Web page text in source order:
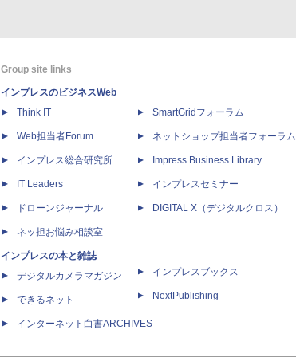
Group site links
インプレスのビジネスWeb
Think IT
Web担当者Forum
インプレス総合研究所
IT Leaders
ドローンジャーナル
ネッ担お悩み相談室
インプレスの本と雑誌
デジタルカメラマガジン
できるネット
インターネット白書ARCHIVES
SmartGridフォーラム
ネットショップ担当者フォーラム
Impress Business Library
インプレスセミナー
DIGITAL X（デジタルクロス）
インプレスブックス
NextPublishing